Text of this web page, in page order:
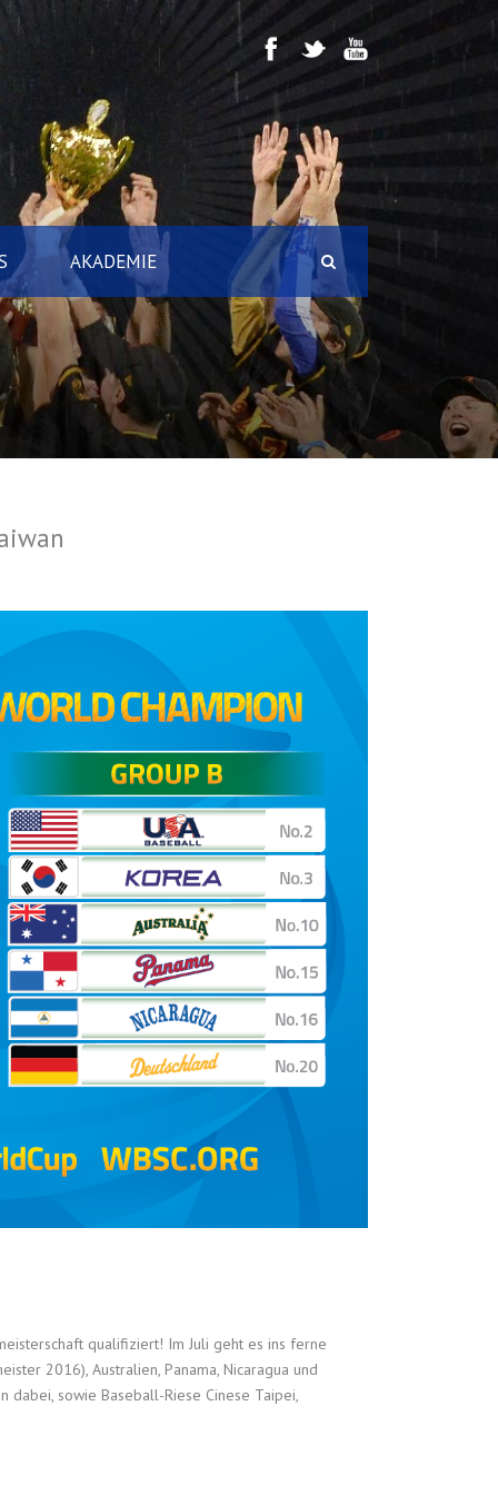
AKADEMIE
qualifiziert! Im Juli geht es ins ferne
2016), Australien, Panama, Nicaragua und
dabei, sowie Baseball-Riese Cinese Taipei,